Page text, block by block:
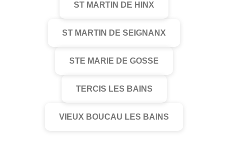
ST MARTIN DE HINX
ST MARTIN DE SEIGNANX
STE MARIE DE GOSSE
TERCIS LES BAINS
VIEUX BOUCAU LES BAINS